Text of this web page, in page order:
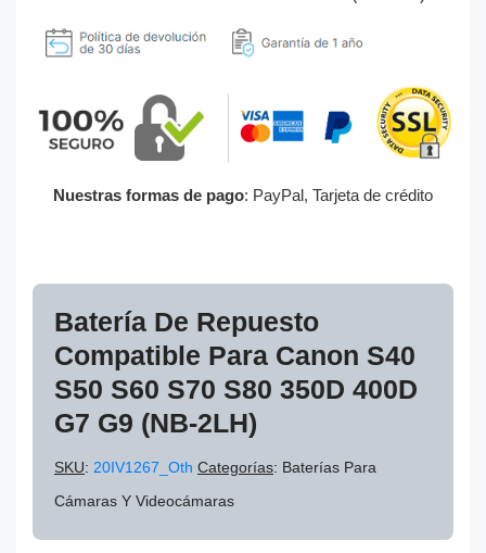
Nuestras formas de pago: PayPal, Tarjeta de crédito
Batería De Repuesto
Compatible Para Canon S40
S50 S60 S70 S80 350D 400D
G7 G9 (NB-2LH)
SKU: 20IV1267_Oth Categorías: Baterías Para
Cámaras Y Videocámaras